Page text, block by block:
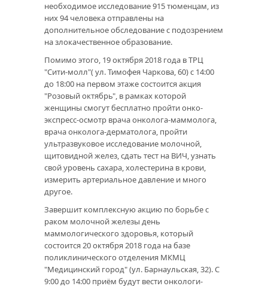
необходимое исследование 915 тюменцам, из
них 94 человека отправлены на
дополнительное обследование с подозрением
на злокачественное образование.
Помимо этого, 19 октября 2018 года в ТРЦ
"Сити-молл"( ул. Тимофея Чаркова, 60) с 14:00
до 18:00 на первом этаже состоится акция
"Розовый октябрь", в рамках которой
женщины смогут бесплатно пройти онко-
экспресс-осмотр врача онколога-маммолога,
врача онколога-дерматолога, пройти
ультразвуковое исследование молочной,
щитовидной желез, сдать тест на ВИЧ, узнать
свой уровень сахара, холестерина в крови,
измерить артериальное давление и много
другое.
Завершит комплексную акцию по борьбе с
раком молочной железы день
маммологического здоровья, который
состоится 20 октября 2018 года на базе
поликлинического отделения МКМЦ
"Медицинский город" (ул. Барнаульская, 32). С
9:00 до 14:00 приём будут вести онкологи-